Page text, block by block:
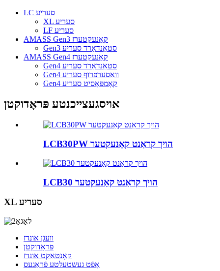
LC סעריע
XL סעריע
LF סעריע
AMASS Gen3 קאַנעקטערז
Gen3 סטאַנדאַרד סעריע
AMASS Gen4 קאַנעקטערז
Gen4 סטאַנדאַרד סעריע
Gen4 וואַסערפּרוף סעריע
Gen4 קאָמפּאָסיט סעריע
אויסגעצייכנטע פּראָדוקטן
LCB30PW הויך קראַנט קאַנעקטער
LCB30 הויך קראַנט קאַנעקטער
XL סעריע
וועגן אונדז
פּראָדוקטן
קאָנטאַקט אונדז
אָפֿט געשטעלטע פֿראַגעס